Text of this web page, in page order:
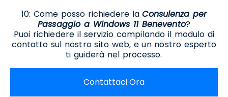
10: Come posso richiedere laConsulenza per
Passaggio a Windows 11 Benevento?
Puoi richiedere il servizio compilando il modulo di
contatto sul nostro sito web, e un nostro esperto
ti guiderà nel processo.
Contattaci Ora